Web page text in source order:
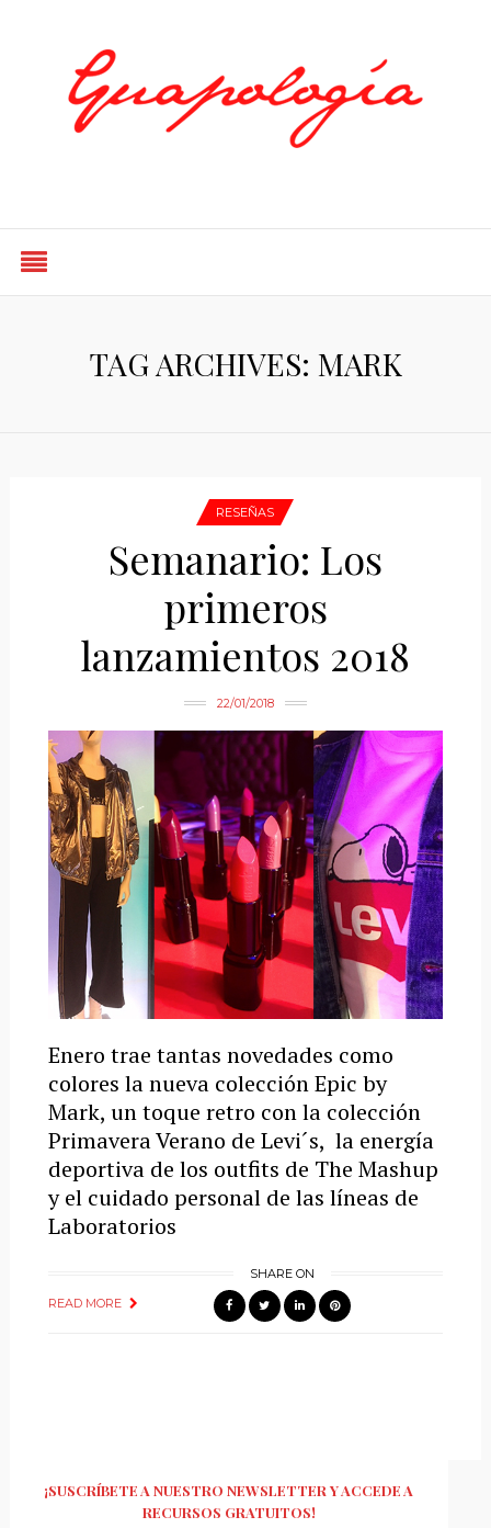
TAG ARCHIVES: MARK
RESEÑAS
Semanario: Los
primeros
lanzamientos 2018
22/01/2018
Enero trae tantas novedades como
colores la nueva colección Epic by
Mark, un toque retro con la colección
Primavera Verano de Levi´s, la energía
deportiva de los outfits de The Mashup
y el cuidado personal de las líneas de
Laboratorios
READ MORE
SHARE ON
¡SUSCRÍBETE A NUESTRO NEWSLETTER Y ACCEDE A
RECURSOS GRATUITOS!